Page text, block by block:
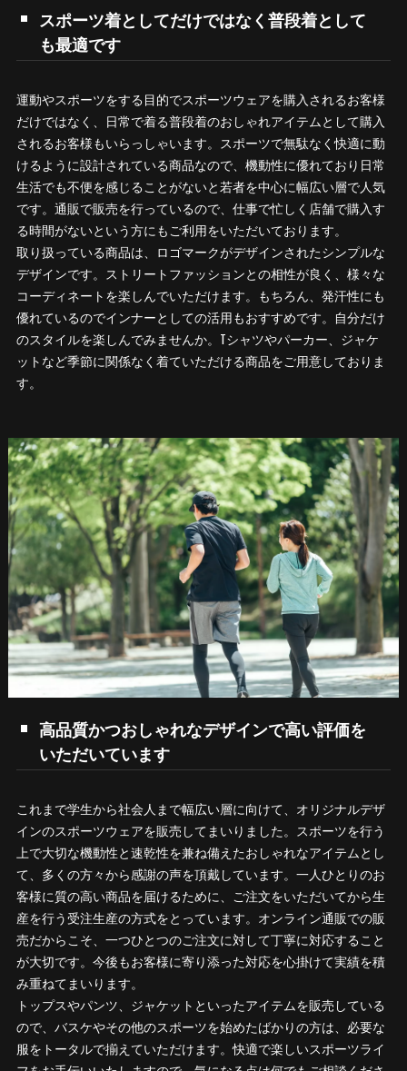
スポーツ着としてだけではなく普段着として
も最適です
運動やスポーツをする目的でスポーツウェアを購入されるお客様
だけではなく、日常で着る普段着のおしゃれアイテムとして購入
されるお客様もいらっしゃいます。スポーツで無駄なく快適に動
けるように設計されている商品なので、機動性に優れており日常
生活でも不便を感じることがないと若者を中心に幅広い層で人気
です。通販で販売を行っているので、仕事で忙しく店舗で購入す
る時間がないという方にもご利用をいただいております。
取り扱っている商品は、ロゴマークがデザインされたシンプルな
デザインです。ストリートファッションとの相性が良く、様々な
コーディネートを楽しんでいただけます。もちろん、発汗性にも
優れているのでインナーとしての活用もおすすめです。自分だけ
のスタイルを楽しんでみませんか。Tシャツやパーカー、ジャケ
ットなど季節に関係なく着ていただける商品をご用意しておりま
す。
高品質かつおしゃれなデザインで高い評価を
いただいています
これまで学生から社会人まで幅広い層に向けて、オリジナルデザ
インのスポーツウェアを販売してまいりました。スポーツを行う
上で大切な機動性と速乾性を兼ね備えたおしゃれなアイテムとし
て、多くの方々から感謝の声を頂戴しています。一人ひとりのお
客様に質の高い商品を届けるために、ご注文をいただいてから生
産を行う受注生産の方式をとっています。オンライン通販での販
売だからこそ、一つひとつのご注文に対して丁寧に対応すること
が大切です。今後もお客様に寄り添った対応を心掛けて実績を積
み重ねてまいります。
トップスやパンツ、ジャケットといったアイテムを販売している
ので、バスケやその他のスポーツを始めたばかりの方は、必要な
服をトータルで揃えていただけます。快適で楽しいスポーツライ